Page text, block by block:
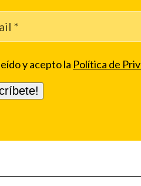
y acepto la Política de